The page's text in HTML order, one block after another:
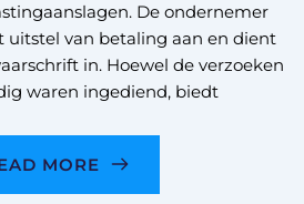
De ondernemer
uitstel van betaling aan en dient
in. Hoewel de verzoeken
waren ingediend, biedt
MORE